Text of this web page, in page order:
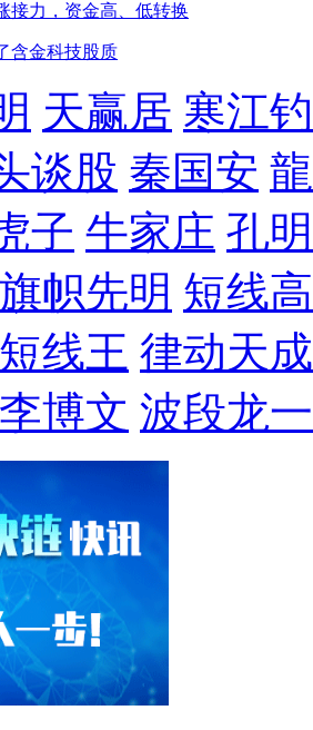
接力，资金高、低转换
含金科技股质
天赢居 寒江
谈股 秦国安
子 牛家庄 孔
旗帜先明 短线
短线王 律动天成
李博文 波段龙一